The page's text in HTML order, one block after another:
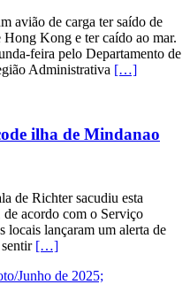
avião de carga ter saído de
Kong e ter caído ao mar.
feira pelo Departamento de
Administrativa […]
ilha de Mindanao
de Richter sacudiu esta
de acordo com o Serviço
lançaram um alerta de
[…]